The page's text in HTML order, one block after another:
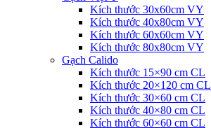
Kích thước 30x60cm VY
Kích thước 40x80cm VY
Kích thước 60x60cm VY
Kích thước 80x80cm VY
Gạch Calido
Kích thước 15×90 cm CL
Kích thước 20×120 cm CL
Kích thước 30×60 cm CL
Kích thước 40×80 cm CL
Kích thước 60×60 cm CL